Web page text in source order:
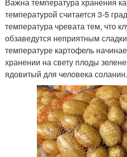
Важна температура хранения
температурой считается 3-5
температура чревата тем, что
обзаведутся неприятным
температуре картофель
хранении на свету плоды
ядовитый для человека соланин.